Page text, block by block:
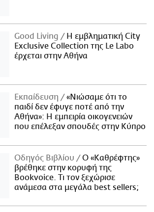
Good Living
Η εμβληματική City
Exclusive Collection της Le Labo
έρχεται στην Αθήνα
Εκπαίδευση
«Νιώσαμε ότι το
παιδί δεν έφυγε ποτέ από την
Αθήνα»: Η εμπειρία οικογενειών
που επέλεξαν σπουδές στην Κύπρο
Οδηγός Βιβλίου
Ο «Καθρέφτης»
βρέθηκε στην κορυφή της
Bookvoice. Τι τον ξεχώρισε
ανάμεσα στα μεγάλα best sellers;